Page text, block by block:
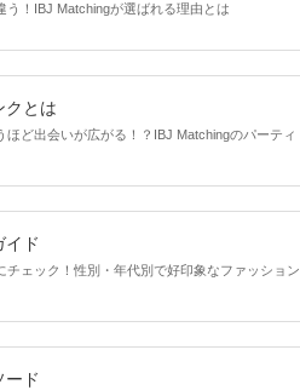
う！IBJ Matchingが選ばれる理由とは
クとは
ほど出会いが広がる！？IBJ Matchingのパーティ
イド
チェック！性別・年代別で好印象なファッション
ード